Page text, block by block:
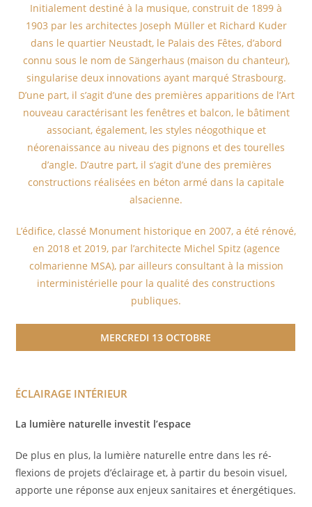
Initialement destiné à la musique, construit de 1899 à
1903 par les architectes Joseph Müller et Richard Kuder
dans le quartier Neustadt, le Palais des Fêtes, d’abord
connu sous le nom de Sängerhaus (maison du chanteur),
singularise deux innovations ayant marqué Strasbourg.
D’une part, il s’agit d’une des premières apparitions de l’Art
nouveau caractérisant les fenêtres et balcon, le bâtiment
associant, également, les styles néogothique et
néorenaissance au niveau des pignons et des tourelles
d’angle. D’autre part, il s’agit d’une des premières
constructions réalisées en béton armé dans la capitale
alsacienne.
L’édifice, classé Monument historique en 2007, a été rénové,
en 2018 et 2019, par l’architecte Michel Spitz (agence
colmarienne MSA), par ailleurs consultant à la mission
interministérielle pour la qualité des constructions
publiques.
MERCREDI 13 OCTOBRE
ÉCLAIRAGE INTÉRIEUR
La lumière naturelle investit l’espace
De plus en plus, la lumière naturelle entre dans les ré-
flexions de projets d’éclairage et, à partir du besoin visuel,
apporte une réponse aux enjeux sanitaires et énergétiques.